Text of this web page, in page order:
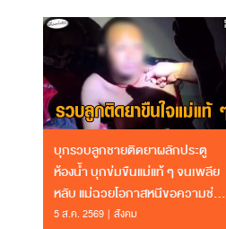
บุกรวบลูกชายติดยาผลักประตู
ห้องน้ำ บุกข่มขืนแม่แท้ ๆ จนเพลีย
หลับ แม่ฉวยโอกาสหนีขอความช่วย
เหลือ
5 ส.ค. 2569 สังคม